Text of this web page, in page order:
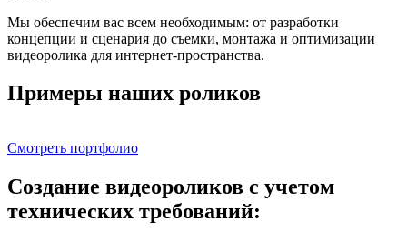
Мы обеспечим вас всем необходимым: от разработки
концепции и сценария до съемки, монтажа и оптимизации
видеоролика для интернет-пространства.
Примеры наших роликов
Смотреть портфолио
Создание видеороликов с учетом
технических требований: